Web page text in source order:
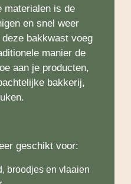
materialen is de
en snel weer
bakkwast voeg
manier de
aan je producten,
bakkerij,
geschikt voor:
broodjes en vlaaien